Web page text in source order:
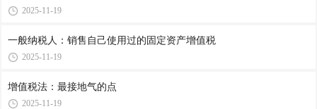
2025-11-19
一般纳税人：销售自己使用过的固定资产增值税
2025-11-19
增值税法：最接地气的点
2025-11-19